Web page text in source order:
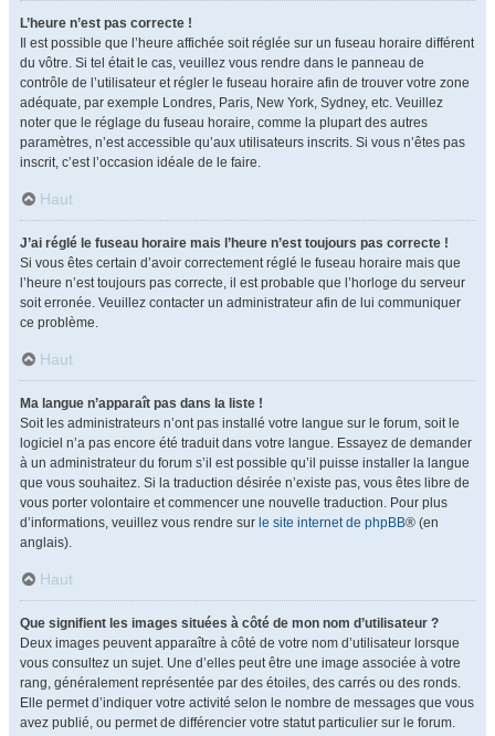
L’heure n’est pas correcte !
Il est possible que l’heure affichée soit réglée sur un fuseau horaire différent
du vôtre. Si tel était le cas, veuillez vous rendre dans le panneau de
contrôle de l’utilisateur et régler le fuseau horaire afin de trouver votre zone
adéquate, par exemple Londres, Paris, New York, Sydney, etc. Veuillez
noter que le réglage du fuseau horaire, comme la plupart des autres
paramètres, n’est accessible qu’aux utilisateurs inscrits. Si vous n’êtes pas
inscrit, c’est l’occasion idéale de le faire.
Haut
J’ai réglé le fuseau horaire mais l’heure n’est toujours pas correcte !
Si vous êtes certain d’avoir correctement réglé le fuseau horaire mais que
l’heure n’est toujours pas correcte, il est probable que l’horloge du serveur
soit erronée. Veuillez contacter un administrateur afin de lui communiquer
ce problème.
Haut
Ma langue n’apparaît pas dans la liste !
Soit les administrateurs n’ont pas installé votre langue sur le forum, soit le
logiciel n’a pas encore été traduit dans votre langue. Essayez de demander
à un administrateur du forum s’il est possible qu’il puisse installer la langue
que vous souhaitez. Si la traduction désirée n’existe pas, vous êtes libre de
vous porter volontaire et commencer une nouvelle traduction. Pour plus
d’informations, veuillez vous rendre sur le site internet de phpBB® (en
anglais).
Haut
Que signifient les images situées à côté de mon nom d’utilisateur ?
Deux images peuvent apparaître à côté de votre nom d’utilisateur lorsque
vous consultez un sujet. Une d’elles peut être une image associée à votre
rang, généralement représentée par des étoiles, des carrés ou des ronds.
Elle permet d’indiquer votre activité selon le nombre de messages que vous
avez publié, ou permet de différencier votre statut particulier sur le forum.